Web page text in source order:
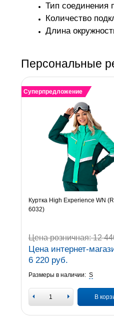
Тип соединения
Количество
Длина
Персональные
Суперпредложение
Куртка High Experience WN
6032)
Цена розничная:12
Цена интернет-
6 220 руб.
Размеры в наличии: S
В